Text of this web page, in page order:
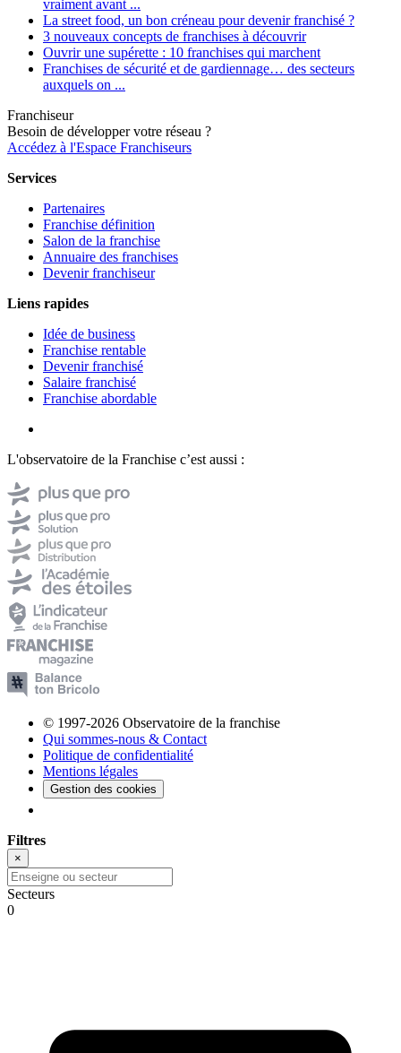
vraiment avant ...
La street food, un bon créneau pour devenir franchisé ?
3 nouveaux concepts de franchises à découvrir
Ouvrir une supérette : 10 franchises qui marchent
Franchises de sécurité et de gardiennage… des secteurs
auxquels on ...
Franchiseur
Besoin de développer votre réseau ?
Accédez à l'Espace Franchiseurs
Services
Partenaires
Franchise définition
Salon de la franchise
Annuaire des franchises
Devenir franchiseur
Liens rapides
Idée de business
Franchise rentable
Devenir franchisé
Salaire franchisé
Franchise abordable
L'observatoire de la Franchise c’est aussi :
© 1997-2026 Observatoire de la franchise
Qui sommes-nous & Contact
Politique de confidentialité
Mentions légales
Gestion des cookies
Filtres
×
Secteurs
0